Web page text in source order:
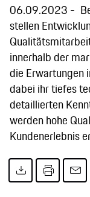
06.09.2023
stellen
innerhalb der
die Erwartungen
dabei ihr tiefes
detaillierten
werden hohe
Kundenerlebnis